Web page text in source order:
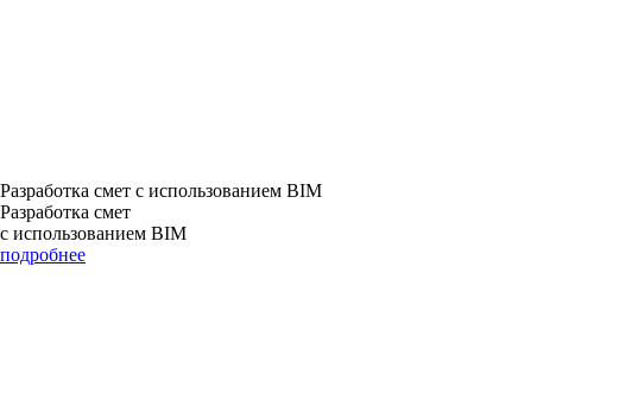
Разработка смет с использованием BIM
Разработка смет
с использованием BIM
подробнее